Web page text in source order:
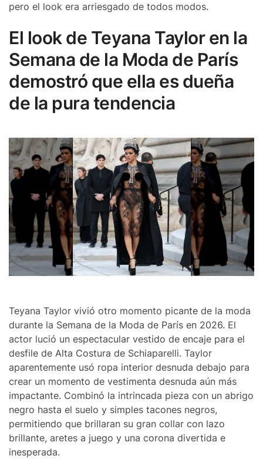
pero el look era arriesgado de todos modos.
El look de Teyana Taylor en la
Semana de la Moda de París
demostró que ella es dueña
de la pura tendencia
Teyana Taylor vivió otro momento picante de la moda
durante la Semana de la Moda de París en 2026. El
actor lució un espectacular vestido de encaje para el
desfile de Alta Costura de Schiaparelli. Taylor
aparentemente usó ropa interior desnuda debajo para
crear un momento de vestimenta desnuda aún más
impactante. Combinó la intrincada pieza con un abrigo
negro hasta el suelo y simples tacones negros,
permitiendo que brillaran su gran collar con lazo
brillante, aretes a juego y una corona divertida e
inesperada.